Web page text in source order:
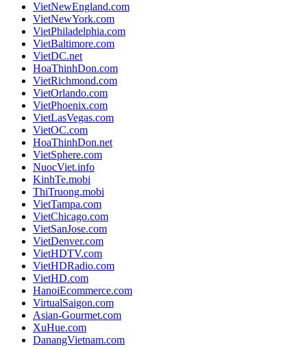
VietNewEngland.com
VietNewYork.com
VietPhiladelphia.com
VietBaltimore.com
VietDC.net
HoaThinhDon.com
VietRichmond.com
VietOrlando.com
VietPhoenix.com
VietLasVegas.com
VietOC.com
HoaThinhDon.net
VietSphere.com
NuocViet.info
KinhTe.mobi
ThiTruong.mobi
VietTampa.com
VietChicago.com
VietSanJose.com
VietDenver.com
VietHDTV.com
VietHDRadio.com
VietHD.com
HanoiEcommerce.com
VirtualSaigon.com
Asian-Gourmet.com
XuHue.com
DanangVietnam.com